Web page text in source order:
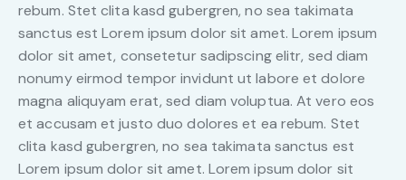
rebum. Stet clita kasd gubergren, no sea takimata
sanctus est Lorem ipsum dolor sit amet. Lorem ipsum
dolor sit amet, consetetur sadipscing elitr, sed diam
nonumy eirmod tempor invidunt ut labore et dolore
magna aliquyam erat, sed diam voluptua. At vero eos
et accusam et justo duo dolores et ea rebum. Stet
clita kasd gubergren, no sea takimata sanctus est
Lorem ipsum dolor sit amet. Lorem ipsum dolor sit